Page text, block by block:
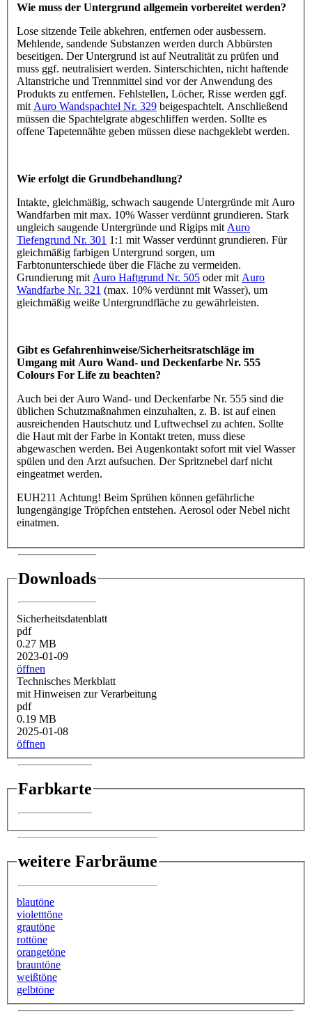
Wie muss der Untergrund allgemein vorbereitet werden?
Lose sitzende Teile abkehren, entfernen oder ausbessern.
Mehlende, sandende Substanzen werden durch Abbürsten
beseitigen. Der Untergrund ist auf Neutralität zu prüfen und
muss ggf. neutralisiert werden. Sinterschichten, nicht haftende
Altanstriche und Trennmittel sind vor der Anwendung des
Produkts zu entfernen. Fehlstellen, Löcher, Risse werden ggf.
mit Auro Wandspachtel Nr. 329 beigespachtelt. Anschließend
müssen die Spachtelgrate abgeschliffen werden. Sollte es
offene Tapetennähte geben müssen diese nachgeklebt werden.
Wie erfolgt die Grundbehandlung?
Intakte, gleichmäßig, schwach saugende Untergründe mit Auro
Wandfarben mit max. 10% Wasser verdünnt grundieren. Stark
ungleich saugende Untergründe und Rigips mit Auro
Tiefengrund Nr. 301 1:1 mit Wasser verdünnt grundieren. Für
gleichmäßig farbigen Untergrund sorgen, um
Farbtonunterschiede über die Fläche zu vermeiden.
Grundierung mit Auro Haftgrund Nr. 505 oder mit Auro
Wandfarbe Nr. 321 (max. 10% verdünnt mit Wasser), um
gleichmäßig weiße Untergrundfläche zu gewährleisten.
Gibt es Gefahrenhinweise/Sicherheitsratschläge im
Umgang mit Auro Wand- und Deckenfarbe Nr. 555
Colours For Life zu beachten?
Auch bei der Auro Wand- und Deckenfarbe Nr. 555 sind die
üblichen Schutzmaßnahmen einzuhalten, z. B. ist auf einen
ausreichenden Hautschutz und Luftwechsel zu achten. Sollte
die Haut mit der Farbe in Kontakt treten, muss diese
abgewaschen werden. Bei Augenkontakt sofort mit viel Wasser
spülen und den Arzt aufsuchen. Der Spritznebel darf nicht
eingeatmet werden.
EUH211 Achtung! Beim Sprühen können gefährliche
lungengängige Tröpfchen entstehen. Aerosol oder Nebel nicht
einatmen.
Downloads
Sicherheitsdatenblatt
pdf
0.27 MB
2023-01-09
öffnen
Technisches Merkblatt
mit Hinweisen zur Verarbeitung
pdf
0.19 MB
2025-01-08
öffnen
Farbkarte
weitere Farbräume
blautöne
violetttöne
grautöne
rottöne
orangetöne
brauntöne
weißtöne
gelbtöne